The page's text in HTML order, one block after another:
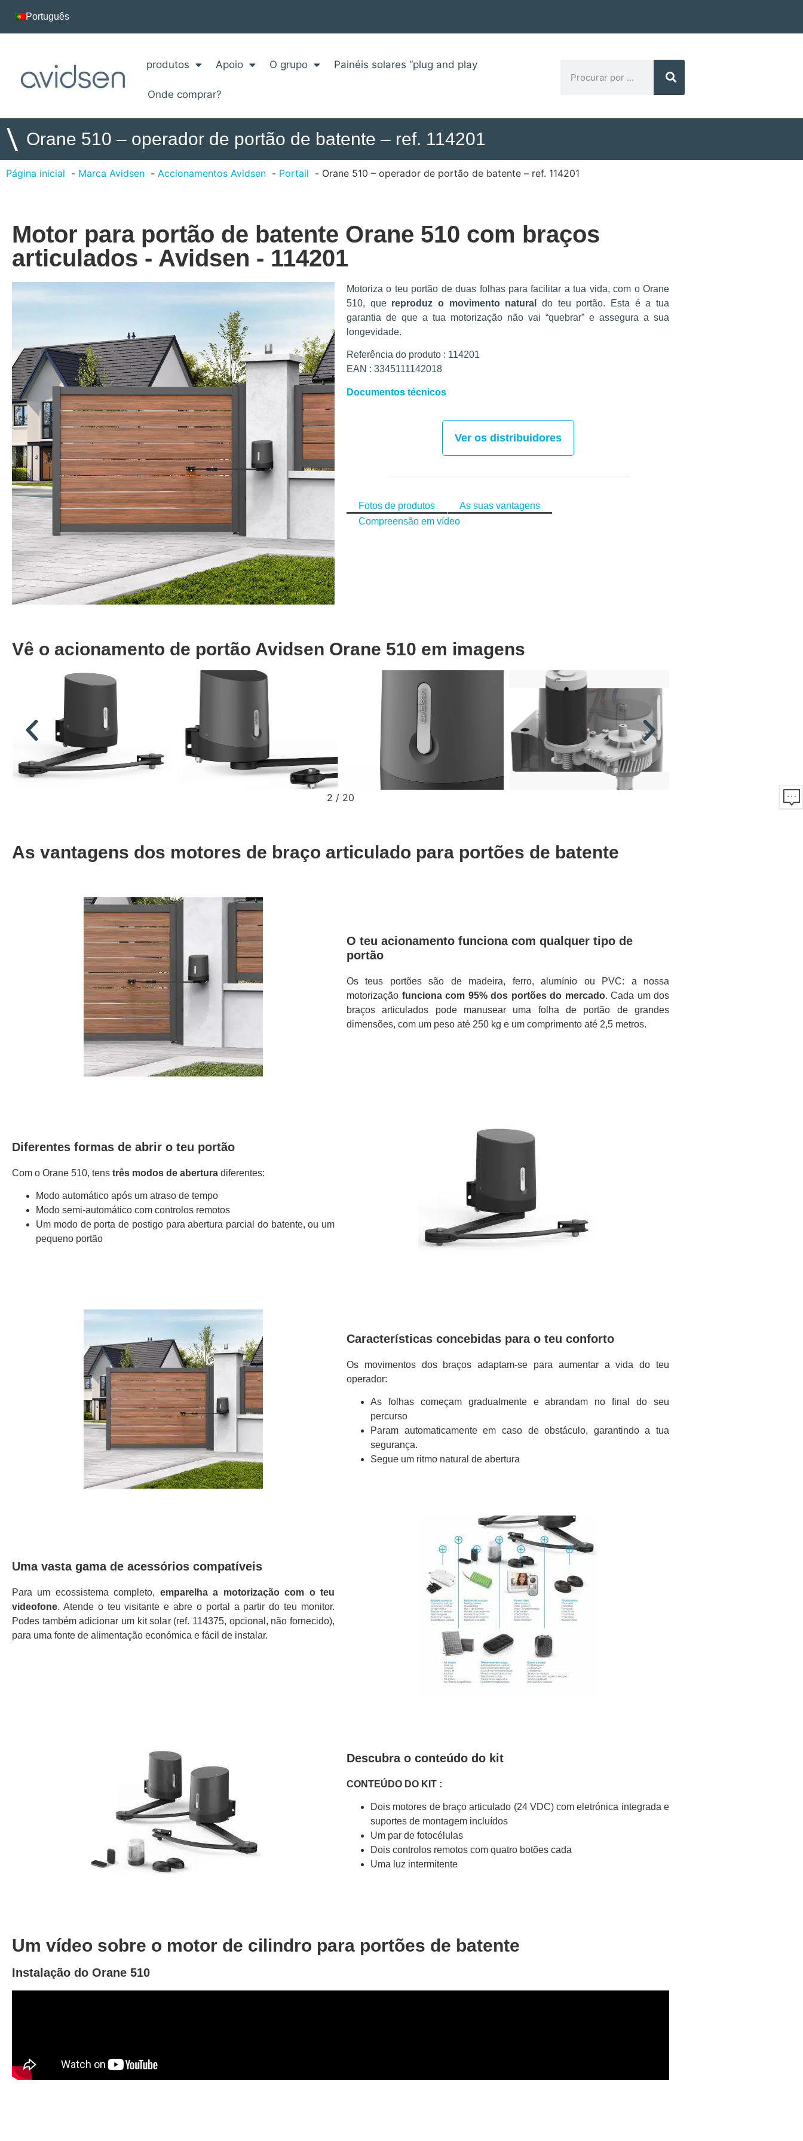
Português
produtos Apoio O grupo Painéis solares “plug and play
Onde comprar?
\ Orane 510 – operador de portão de batente – ref. 114201
Página inicial Marca Avidsen Accionamentos Avidsen Portail Orane 510 – operador de portão de batente – ref. 114201
Motor para portão de batente Orane 510 com braços
articulados - Avidsen - 114201
Motoriza o teu portão de duas folhas para facilitar a tua vida, com o Orane
510, que reproduz o movimento naturaldo teu portão. Esta é a tua
garantia de que a tua motorização não vai “quebrar” e assegura a sua
longevidade.
Referência do produto : 114201
EAN : 3345111142018
Documentos técnicos
Ver os distribuidores
Fotos de produtos
As suas vantagens
Compreensão em vídeo
Vê o acionamento de portão Avidsen Orane 510 em imagens
2 / 20
As vantagens dos motores de braço articulado para portões de batente
O teu acionamento funciona com qualquer tipo de
portão
Os teus portões são de madeira, ferro, alumínio ou PVC: a nossa
motorização funciona com 95% dos portões do mercado. Cada um dos
braços articulados pode manusear uma folha de portão de grandes
dimensões, com um peso até 250 kg e um comprimento até 2,5 metros.
Diferentes formas de abrir o teu portão
Com o Orane 510, tens três modos de abertura diferentes:
Modo automático após um atraso de tempo
Modo semi-automático com controlos remotos
Um modo de porta de postigo para abertura parcial do batente, ou um
pequeno portão
Características concebidas para o teu conforto
Os movimentos dos braços adaptam-se para aumentar a vida do teu
operador:
As folhas começam gradualmente e abrandam no final do seu
percurso
Param automaticamente em caso de obstáculo, garantindo a tua
segurança.
Segue um ritmo natural de abertura
Uma vasta gama de acessórios compatíveis
Para um ecossistema completo, emparelha a motorização com o teu
videofone. Atende o teu visitante e abre o portal a partir do teu monitor.
Podes também adicionar um kit solar (ref. 114375, opcional, não fornecido),
para uma fonte de alimentação económica e fácil de instalar.
Descubra o conteúdo do kit
CONTEÚDO DO KIT :
Dois motores de braço articulado (24 VDC) com eletrónica integrada e
suportes de montagem incluídos
Um par de fotocélulas
Dois controlos remotos com quatro botões cada
Uma luz intermitente
Um vídeo sobre o motor de cilindro para portões de batente
Instalação do Orane 510